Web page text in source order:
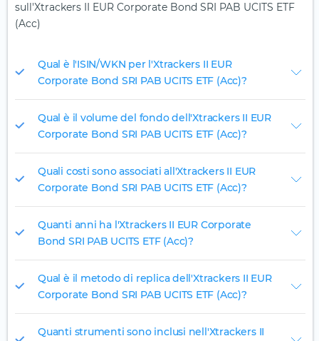
sull'Xtrackers II EUR Corporate Bond SRI PAB UCITS ETF
(Acc)
Qual è l'ISIN/WKN per l'Xtrackers II EUR
Corporate Bond SRI PAB UCITS ETF (Acc)?
Qual è il volume del fondo dell'Xtrackers II EUR
Corporate Bond SRI PAB UCITS ETF (Acc)?
Quali costi sono associati all'Xtrackers II EUR
Corporate Bond SRI PAB UCITS ETF (Acc)?
Quanti anni ha l'Xtrackers II EUR Corporate
Bond SRI PAB UCITS ETF (Acc)?
Qual è il metodo di replica dell'Xtrackers II EUR
Corporate Bond SRI PAB UCITS ETF (Acc)?
Quanti strumenti sono inclusi nell'Xtrackers II